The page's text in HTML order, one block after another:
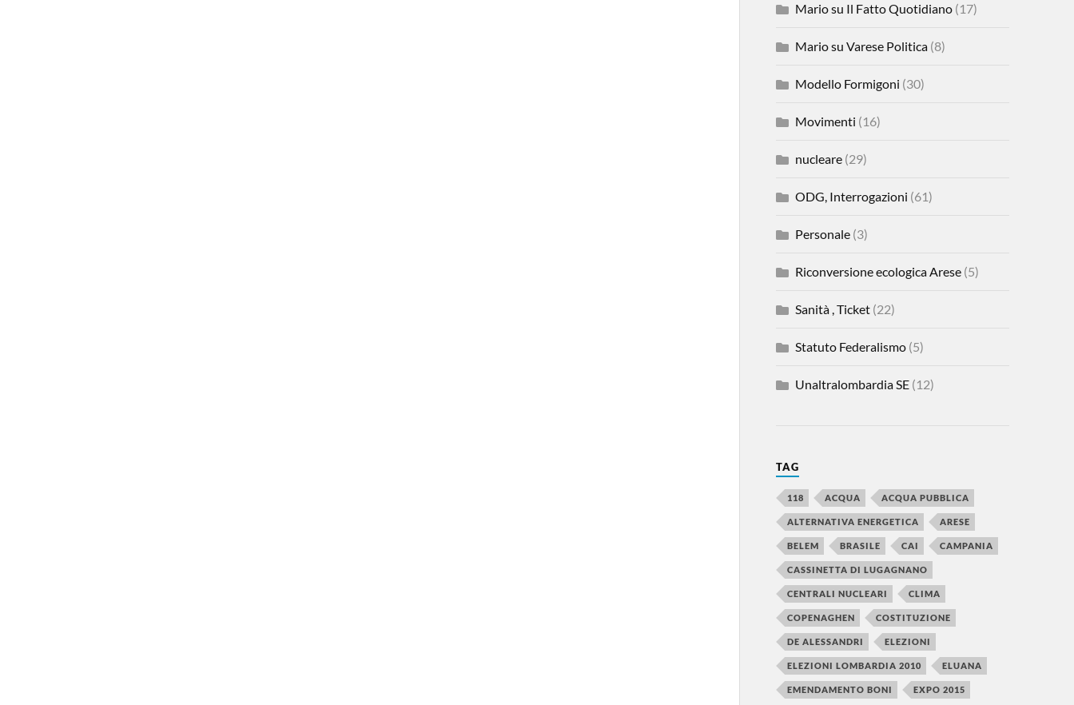
Mario su Il Fatto Quotidiano(17)
Mario su Varese Politica(8)
Modello Formigoni (30)
Movimenti (16)
nucleare(29)
ODG, Interrogazioni (61)
Personale(3)
Riconversione ecologica Arese(5)
Sanità , Ticket(22)
Statuto Federalismo(5)
Unaltralombardia SE(12)
TAG
118 ACQUA ACQUA PUBBLICA
ALTERNATIVA ENERGETICA ARESE
BELEM BRASILE CAI CAMPANIA
CASSINETTA DI LUGAGNANO
CENTRALI NUCLEARI CLIMA
COPENAGHEN COSTITUZIONE
DE ALESSANDRI ELEZIONI
ELEZIONI LOMBARDIA 2010 ELUANA
EMENDAMENTO BONI EXPO 2015